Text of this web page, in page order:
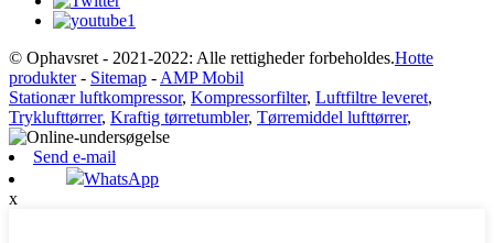
© Ophavsret - 2021-2022: Alle rettigheder forbeholdes.Hotte
produkter- Sitemap - AMP Mobil
Stationær luftkompressor, Kompressorfilter, Luftfiltre leveret,
Tryklufttørrer, Kraftig tørretumbler, Tørremiddel lufttørrer,
Send e-mail
WhatsApp
x